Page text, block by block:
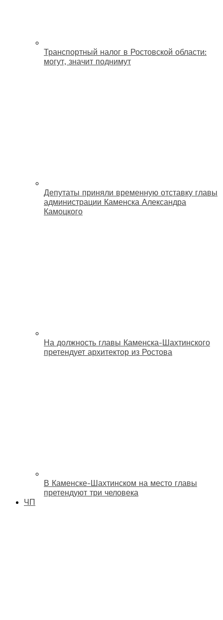
Транспортный налог в Ростовской области:
могут, значит поднимут
Депутаты приняли временную отставку главы
администрации Каменска Александра
Камоцкого
На должность главы Каменска-Шахтинского
претендует архитектор из Ростова
В Каменске-Шахтинском на место главы
претендуют три человека
ЧП